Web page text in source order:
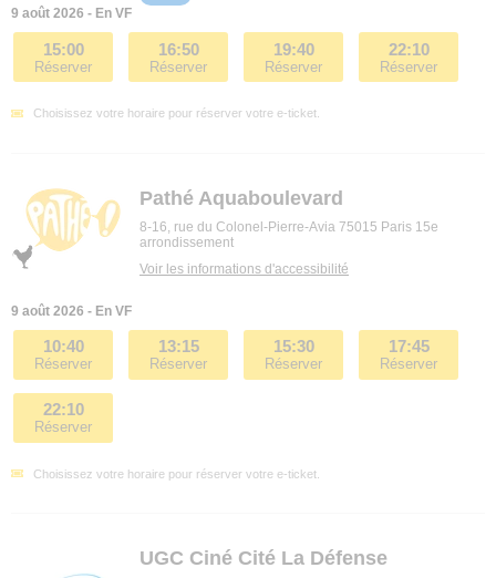
9 août 2026 - En VF
15:00
Réserver
16:50
Réserver
19:40
Réserver
22:10
Réserver
Choisissez votre horaire pour réserver votre e-ticket.
Pathé Aquaboulevard
8-16, rue du Colonel-Pierre-Avia 75015 Paris 15e
arrondissement
Voir les informations d'accessibilité
9 août 2026 - En VF
10:40
Réserver
13:15
Réserver
15:30
Réserver
17:45
Réserver
22:10
Réserver
Choisissez votre horaire pour réserver votre e-ticket.
UGC Ciné Cité La Défense